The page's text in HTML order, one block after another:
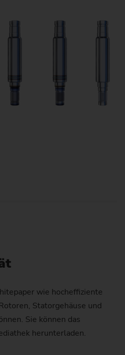
wie hocheffiziente
Statorgehäuse und
Sie können das
herunterladen.